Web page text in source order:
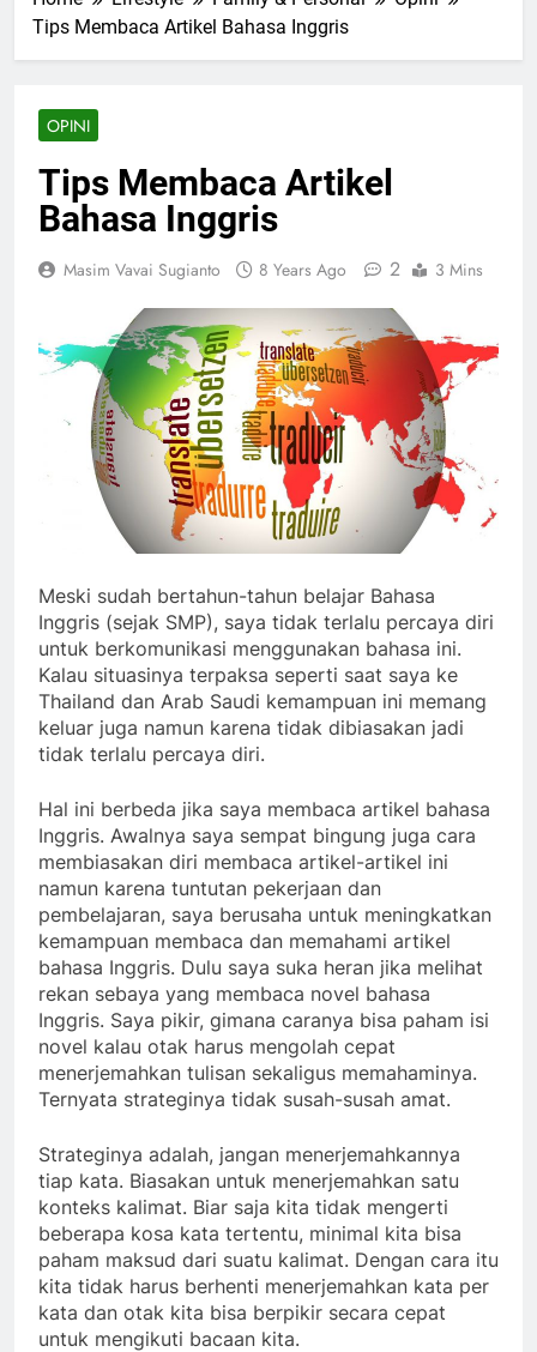
Tips Membaca Artikel Bahasa Inggris
OPINI
Tips Membaca Artikel
Bahasa Inggris
Masim Vavai Sugianto 8 Years Ago 2 3 Mins
Meski sudah bertahun-tahun belajar Bahasa
Inggris (sejak SMP), saya tidak terlalu percaya diri
untuk berkomunikasi menggunakan bahasa ini.
Kalau situasinya terpaksa seperti saat saya ke
Thailand dan Arab Saudi kemampuan ini memang
keluar juga namun karena tidak dibiasakan jadi
tidak terlalu percaya diri.
Hal ini berbeda jika saya membaca artikel bahasa
Inggris. Awalnya saya sempat bingung juga cara
membiasakan diri membaca artikel-artikel ini
namun karena tuntutan pekerjaan dan
pembelajaran, saya berusaha untuk meningkatkan
kemampuan membaca dan memahami artikel
bahasa Inggris. Dulu saya suka heran jika melihat
rekan sebaya yang membaca novel bahasa
Inggris. Saya pikir, gimana caranya bisa paham isi
novel kalau otak harus mengolah cepat
menerjemahkan tulisan sekaligus memahaminya.
Ternyata strateginya tidak susah-susah amat.
Strateginya adalah, jangan menerjemahkannya
tiap kata. Biasakan untuk menerjemahkan satu
konteks kalimat. Biar saja kita tidak mengerti
beberapa kosa kata tertentu, minimal kita bisa
paham maksud dari suatu kalimat. Dengan cara itu
kita tidak harus berhenti menerjemahkan kata per
kata dan otak kita bisa berpikir secara cepat
untuk mengikuti bacaan kita.